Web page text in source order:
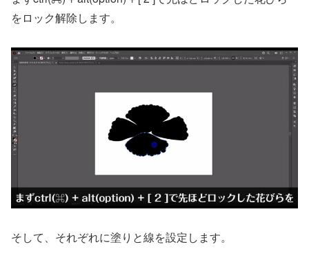
をロック解除します。
そして、それぞれに塗りと線を設定します。